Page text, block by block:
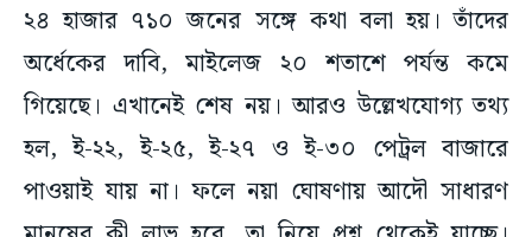
২৪ হাজার ৭১০ জনের সঙ্গে কথা বলা হয়। তাঁদের
অর্ধেকের দাবি, মাইলেজ ২০ শতাশে পর্যন্ত কমে
গিয়েছে। এখানেই শেষ নয়। আরও উল্লেখযোগ্য তথ্য
হল, ই-২২, ই-২৫, ই-২৭ ও ই-৩০ পেট্রল বাজারে
পাওয়াই যায় না। ফলে নয়া ঘোষণায় আদৌ সাধারণ